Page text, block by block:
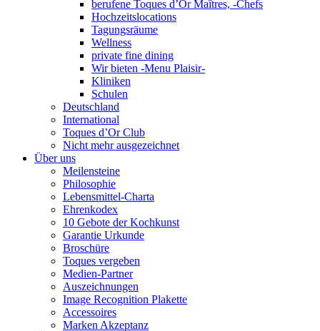
berufene Toques d’Or Maîtres, -Chefs
Hochzeitslocations
Tagungsräume
Wellness
private fine dining
Wir bieten -Menu Plaisir-
Kliniken
Schulen
Deutschland
International
Toques d’Or Club
Nicht mehr ausgezeichnet
Über uns
Meilensteine
Philosophie
Lebensmittel-Charta
Ehrenkodex
10 Gebote der Kochkunst
Garantie Urkunde
Broschüre
Toques vergeben
Medien-Partner
Auszeichnungen
Image Recognition Plakette
Accessoires
Marken Akzeptanz